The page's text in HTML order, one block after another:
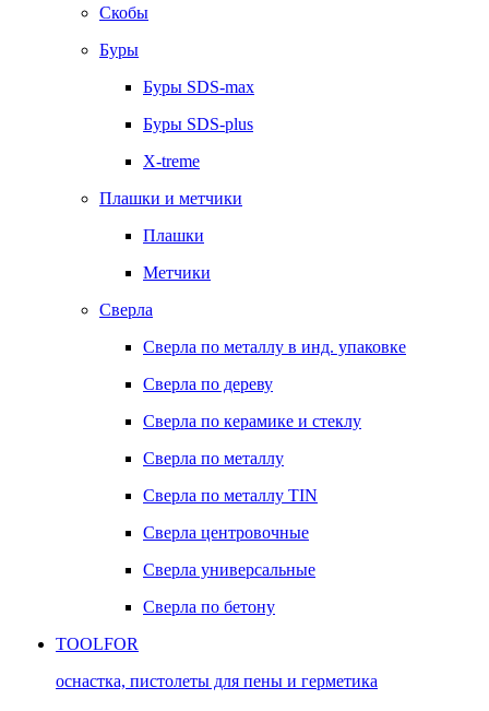
Скобы
Буры
Буры SDS-max
Буры SDS-plus
X-treme
Плашки и метчики
Плашки
Метчики
Сверла
Сверла по металлу в инд. упаковке
Сверла по дереву
Сверла по керамике и стеклу
Сверла по металлу
Сверла по металлу TIN
Сверла центровочные
Сверла универсальные
Сверла по бетону
TOOLFOR
оснастка, пистолеты для пены и герметика